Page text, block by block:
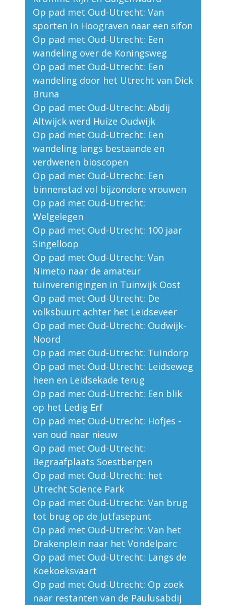
Op pad met Oud-Utrecht: Van
sporten in Hoograven naar een sifon
Op pad met Oud-Utrecht: Een
wandeling over de Koningsweg
Op pad met Oud-Utrecht: Een
wandeling door het Utrecht van Dick
Bruna
Op pad met Oud-Utrecht: Abdij
Altwijck werd Huize Oudwijk
Op pad met Oud-Utrecht: Een
wandeling langs bestaande en
verdwenen bioscopen
Op pad met Oud-Utrecht: Een
binnenstad vol bijzondere vrouwen
Op pad met Oud-Utrecht:
Welgelegen
Op pad met Oud-Utrecht: 100 jaar
Singelloop
Op pad met Oud-Utrecht: Van
Nimeto naar de amateur
tuinverenigingen in Tuinwijk Oost
Op pad met Oud-Utrecht: De
volksbuurt achter het Leidseveer
Op pad met Oud-Utrecht: Oudwijk-
Noord
Op pad met Oud-Utrecht: Tuindorp
Op pad met Oud-Utrecht: Leidseweg
heen en Leidsekade terug
Op pad met Oud-Utrecht: Een blik
op het Ledig Erf
Op pad met Oud-Utrecht: Hofjes -
van oud naar nieuw
Op pad met Oud-Utrecht:
Begraafplaats Soestbergen
Op pad met Oud-Utrecht: het
Utrecht Science Park
Op pad met Oud-Utrecht: Van brug
tot brug op de Jutfasepunt
Op pad met Oud-Utrecht: Van het
Drakenplein naar het Vondelparc
Op pad met Oud-Utrecht: Langs de
Koekoeksvaart
Op pad met Oud-Utrecht: Op zoek
naar restanten van de Paulusabdij